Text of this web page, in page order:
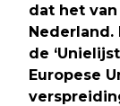
dat het
Nederland.
de
Europese